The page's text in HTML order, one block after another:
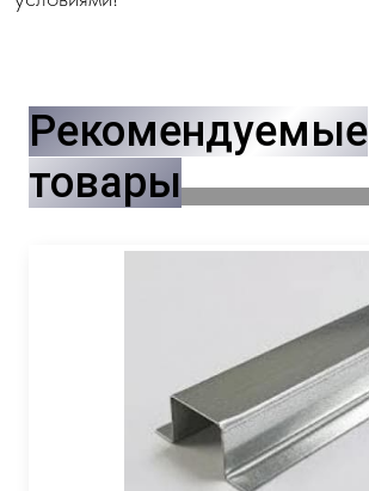
Рекомендуемые
товары